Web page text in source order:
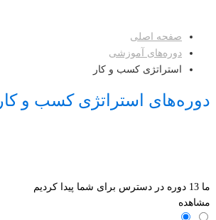
صفحه اصلی
دوره‌های آموزشی
استراتژی کسب و کار
دوره‌های استراتژی کسب و کار
ما 13 دوره در دسترس برای شما پیدا کردیم
مشاهده